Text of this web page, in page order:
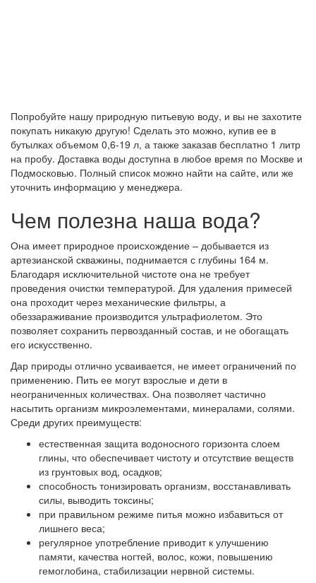
Попробуйте нашу природную питьевую воду, и вы не захотите
покупать никакую другую! Сделать это можно, купив ее в
бутылках объемом 0,6-19 л, а также заказав бесплатно 1 литр
на пробу. Доставка воды доступна в любое время по Москве и
Подмосковью. Полный список можно найти на сайте, или же
уточнить информацию у менеджера.
Чем полезна наша вода?
Она имеет природное происхождение – добывается из
артезианской скважины, поднимается с глубины 164 м.
Благодаря исключительной чистоте она не требует
проведения очистки температурой. Для удаления примесей
она проходит через механические фильтры, а
обеззараживание производится ультрафиолетом. Это
позволяет сохранить первозданный состав, и не обогащать
его искусственно.
Дар природы отлично усваивается, не имеет ограничений по
применению. Пить ее могут взрослые и дети в
неограниченных количествах. Она позволяет частично
насытить организм микроэлементами, минералами, солями.
Среди других преимуществ:
естественная защита водоносного горизонта слоем
глины, что обеспечивает чистоту и отсутствие веществ
из грунтовых вод, осадков;
способность тонизировать организм, восстанавливать
силы, выводить токсины;
при правильном режиме питья можно избавиться от
лишнего веса;
регулярное употребление приводит к улучшению
памяти, качества ногтей, волос, кожи, повышению
гемоглобина, стабилизации нервной системы.